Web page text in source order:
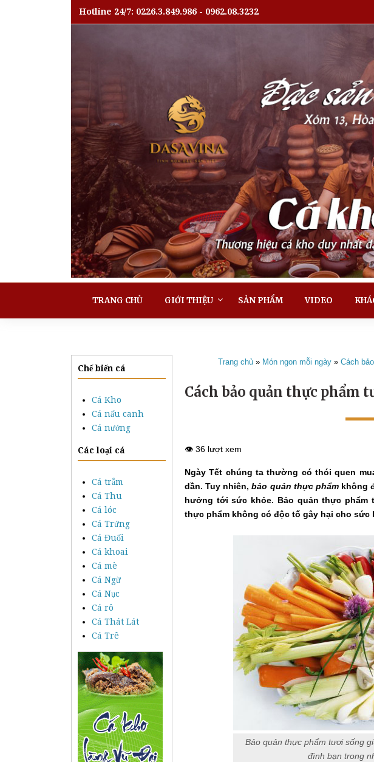
Hotline 24/7: 0226.3.849.986 - 0962.08.3232
TRANG CHỦ GIỚI THIỆU SẢN PHẨM VIDEO
Chế biến cá
Cá Kho
Cá nấu canh
Cá nướng
Các loại cá
Cá trắm
Cá Thu
Cá lóc
Cá Trứng
Cá Đuối
Cá khoai
Cá mè
Cá Ngừ
Cá Nục
Cá rô
Cá Thát Lát
Cá Trê
Trang chủ» Món ngon mỗi ngày» Cách
Cách bảo quản thực phẩm
👁️ 36 lượt xem
Ngày Tết chúng ta thường có thói quen
dần. Tuy nhiên,bảo quản thực phẩmkhông
hưởng tới sức khỏe. Bảo quản thực
thực phẩm không có độc tố gây hại cho sức
Bảo quản thực phẩm tươi sống
đình bạn trong